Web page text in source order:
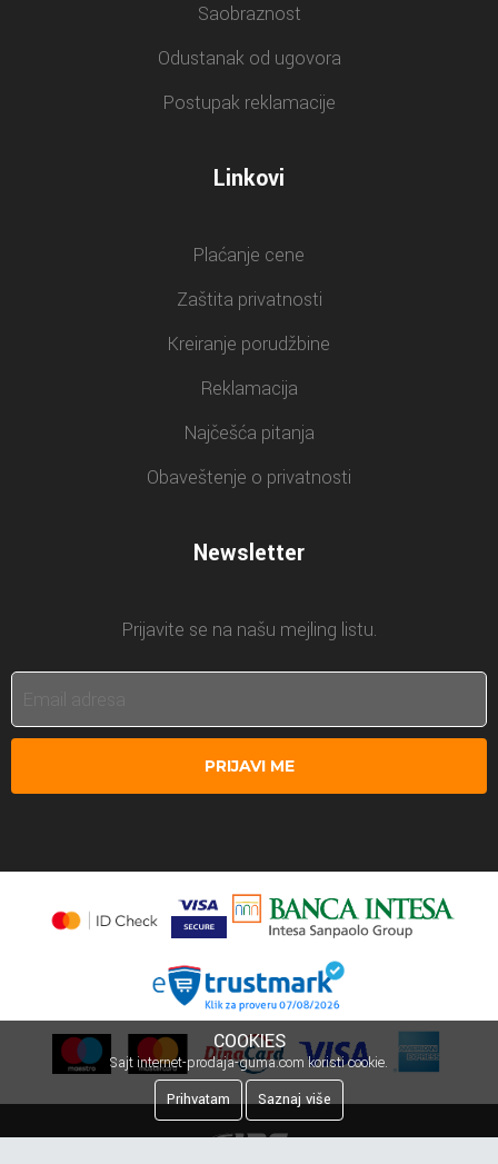
Saobraznost
Odustanak od ugovora
Postupak reklamacije
Linkovi
Plaćanje cene
Zaštita privatnosti
Kreiranje porudžbine
Reklamacija
Najčešća pitanja
Obaveštenje o privatnosti
Newsletter
Prijavite se na našu mejling listu.
PRIJAVI ME
COOKIES
Sajt internet-prodaja-guma.com koristi cookie.
Prihvatam
Saznaj više